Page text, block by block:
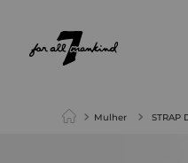
Mulher STRAP